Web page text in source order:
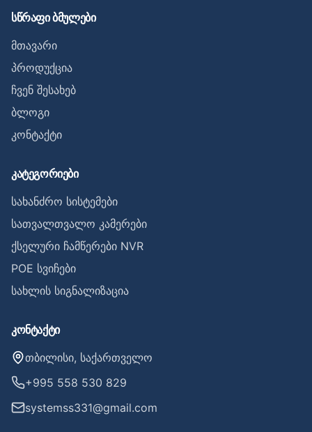
სწრაფი ბმულები
მთავარი
პროდუქცია
ჩვენ შესახებ
ბლოგი
კონტაქტი
კატეგორიები
სახანძრო სისტემები
სათვალთვალო კამერები
ქსელური ჩამწერები NVR
POE სვიჩები
სახლის სიგნალიზაცია
კონტაქტი
თბილისი, საქართველო
+995 558 530 829
systemss331@gmail.com